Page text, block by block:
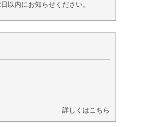
以内にお知らせください。
詳しくはこちら